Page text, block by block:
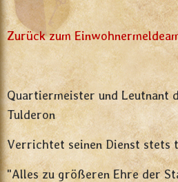
Zurück zum
Quartiermeister und Leutnant
Tulderon
Verrichtet seinen Dienst stets
"Alles zu größeren Ehre der